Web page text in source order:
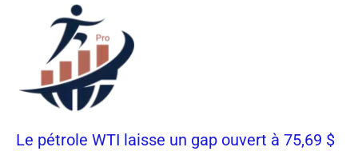
Le pétrole WTI laisse un gap ouvert à 75,69 $